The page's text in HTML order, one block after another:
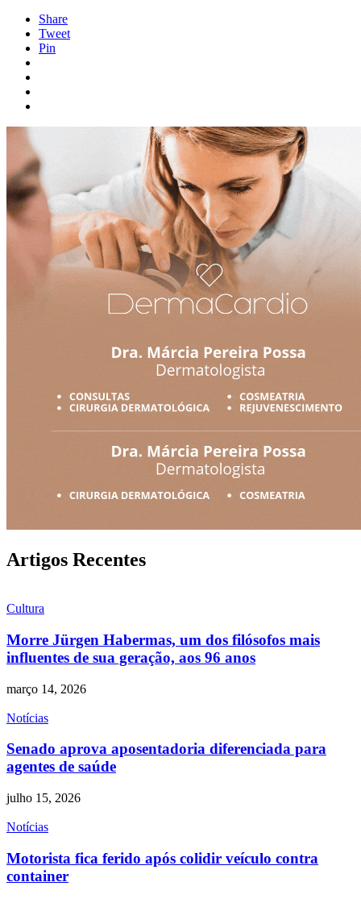
Share
Tweet
Pin
Artigos Recentes
Cultura
Morre Jürgen Habermas, um dos filósofos mais
influentes de sua geração, aos 96 anos
março 14, 2026
Notícias
Senado aprova aposentadoria diferenciada para
agentes de saúde
julho 15, 2026
Notícias
Motorista fica ferido após colidir veículo contra
container